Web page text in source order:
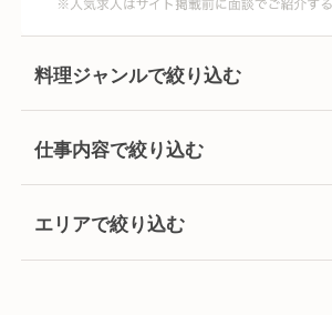
料理ジャンルで絞り込む
仕事内容で絞り込む
エリアで絞り込む